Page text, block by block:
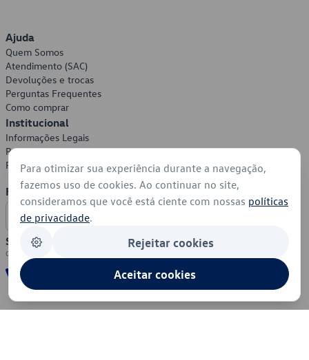
Ajuda
Quem Somos
Atendimento (SAC)
Devoluções e trocas
Perguntas Frequentes
Como comprar
Institucional
Informações Legais
Política de Privacidade
Política de Cookies
Formas de Pagamento
Segurança
Para otimizar sua experiência durante a navegação,
fazemos uso de cookies. Ao continuar no site,
consideramos que você está ciente com nossas políticas
de privacidade.
Rejeitar cookies
Aceitar cookies